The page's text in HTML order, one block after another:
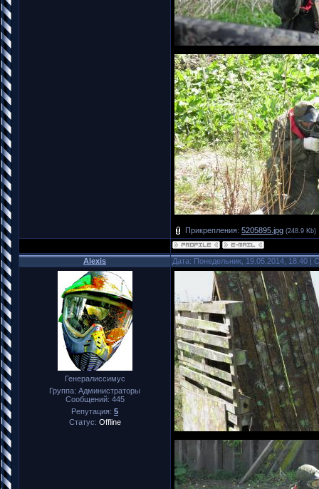
Прикрепления: 5205895.jpg (248.9 Kb)
Alexis Дата: Понедельник, 19.05.2014, 18:40 |
Генералиссимус
Группа: Администраторы
Сообщений: 445
Репутация: 5
Статус: Offline